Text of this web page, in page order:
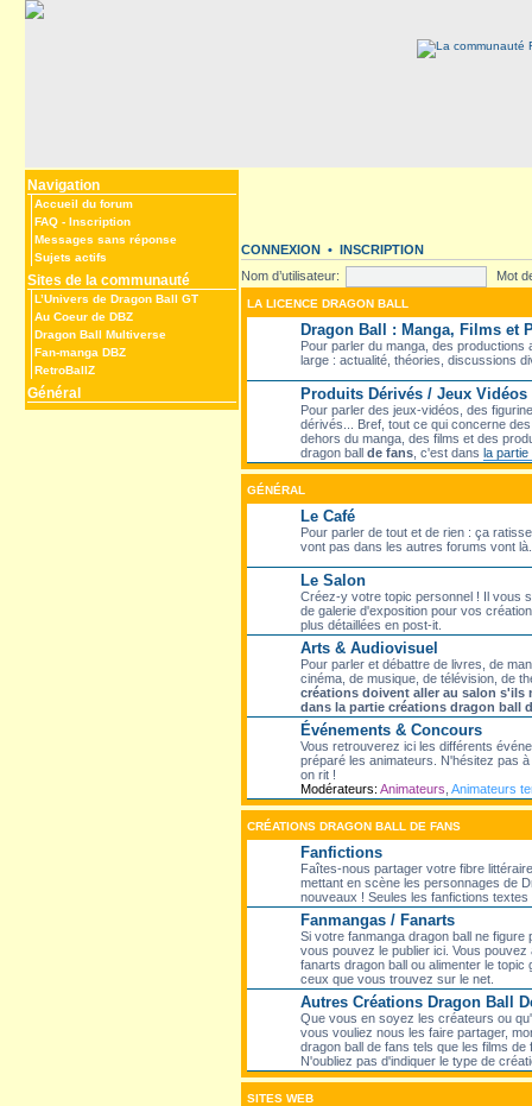
Navigation
Accueil du forum
FAQ - Inscription
Messages sans réponse
Sujets actifs
Sites de la communauté
L’Univers de Dragon Ball GT
Au Coeur de DBZ
Dragon Ball Multiverse
Fan-manga DBZ
RetroBallZ
Général
CONNEXION • INSCRIPTION
Nom d’utilisateur:
Mot
LA LICENCE DRAGON BALL
Dragon Ball : Manga, Films et
Pour parler du manga, des productions
large : actualité, théories, discussions
Produits Dérivés / Jeux Vidéos
Pour parler des jeux-vidéos, des
dérivés... Bref, tout ce qui concerne
dehors du manga, des films et des
dragon ball de fans , c'est dans la partie
GÉNÉRAL
Le Café
Pour parler de tout et de rien : ça
vont pas dans les autres forums vont là.
Le Salon
Créez-y votre topic personnel ! Il vous
de galerie d'exposition pour vos
plus détaillées en post-it.
Arts & Audiovisuel
Pour parler et débattre de livres, de
cinéma, de musique, de télévision, de
créations doivent aller au salon s'ils
dans la partie créations dragon ball
Événements & Concours
Vous retrouverez ici les différents
préparé les animateurs. N'hésitez pas
on rit !
Modérateurs: Animateurs Animateurs
CRÉATIONS DRAGON BALL DE FANS
Fanfictions
Faîtes-nous partager votre fibre
mettant en scène les personnages de
nouveaux ! Seules les fanfictions textes
Fanmangas / Fanarts
Si votre fanmanga dragon ball ne
vous pouvez le publier ici. Vous
fanarts dragon ball ou alimenter le
ceux que vous trouvez sur le net.
Autres Créations Dragon Ball
Que vous en soyez les créateurs ou
vous vouliez nous les faire partager,
dragon ball de fans tels que les films
N'oubliez pas d'indiquer le type de
SITES WEB